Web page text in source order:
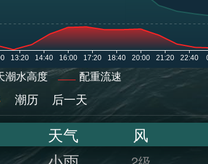
潮水高度 配重流速
潮历 后一天
天气 风